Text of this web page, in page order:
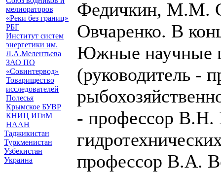
мелиораторов
«Реки без границ»
РБГ
Институт систем
энергетики им.
Л.А.Мелентьева
ЗАО ПО
«Совинтервод»
Товарищество
исследователей
Полесья
Крымское БУВР
КНИЦ ИГиМ
НААН
Таджикистан
Туркменистан
Узбекистан
Украина
Федичкин, М.М.
Овчаренко. В
Южные научные
(руководитель -
- профессор В.Н.
профессор В.А.